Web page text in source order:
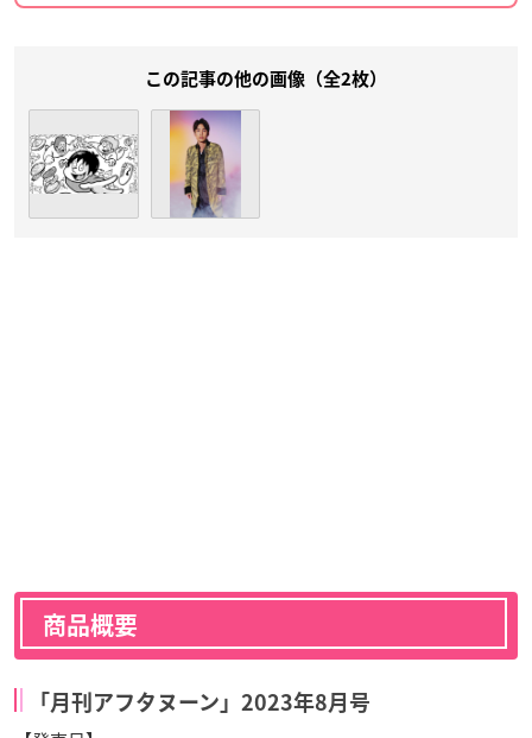
この記事の他の画像（全2枚）
商品概要
「月刊アフタヌーン」2023年8月号